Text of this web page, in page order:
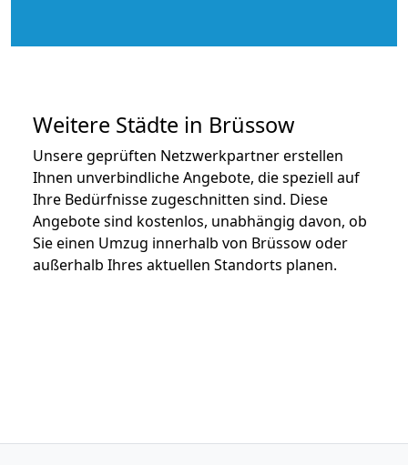
Weitere Städte in Brüssow
Unsere geprüften Netzwerkpartner erstellen
Ihnen unverbindliche Angebote, die speziell auf
Ihre Bedürfnisse zugeschnitten sind. Diese
Angebote sind kostenlos, unabhängig davon, ob
Sie einen Umzug innerhalb von Brüssow oder
außerhalb Ihres aktuellen Standorts planen.